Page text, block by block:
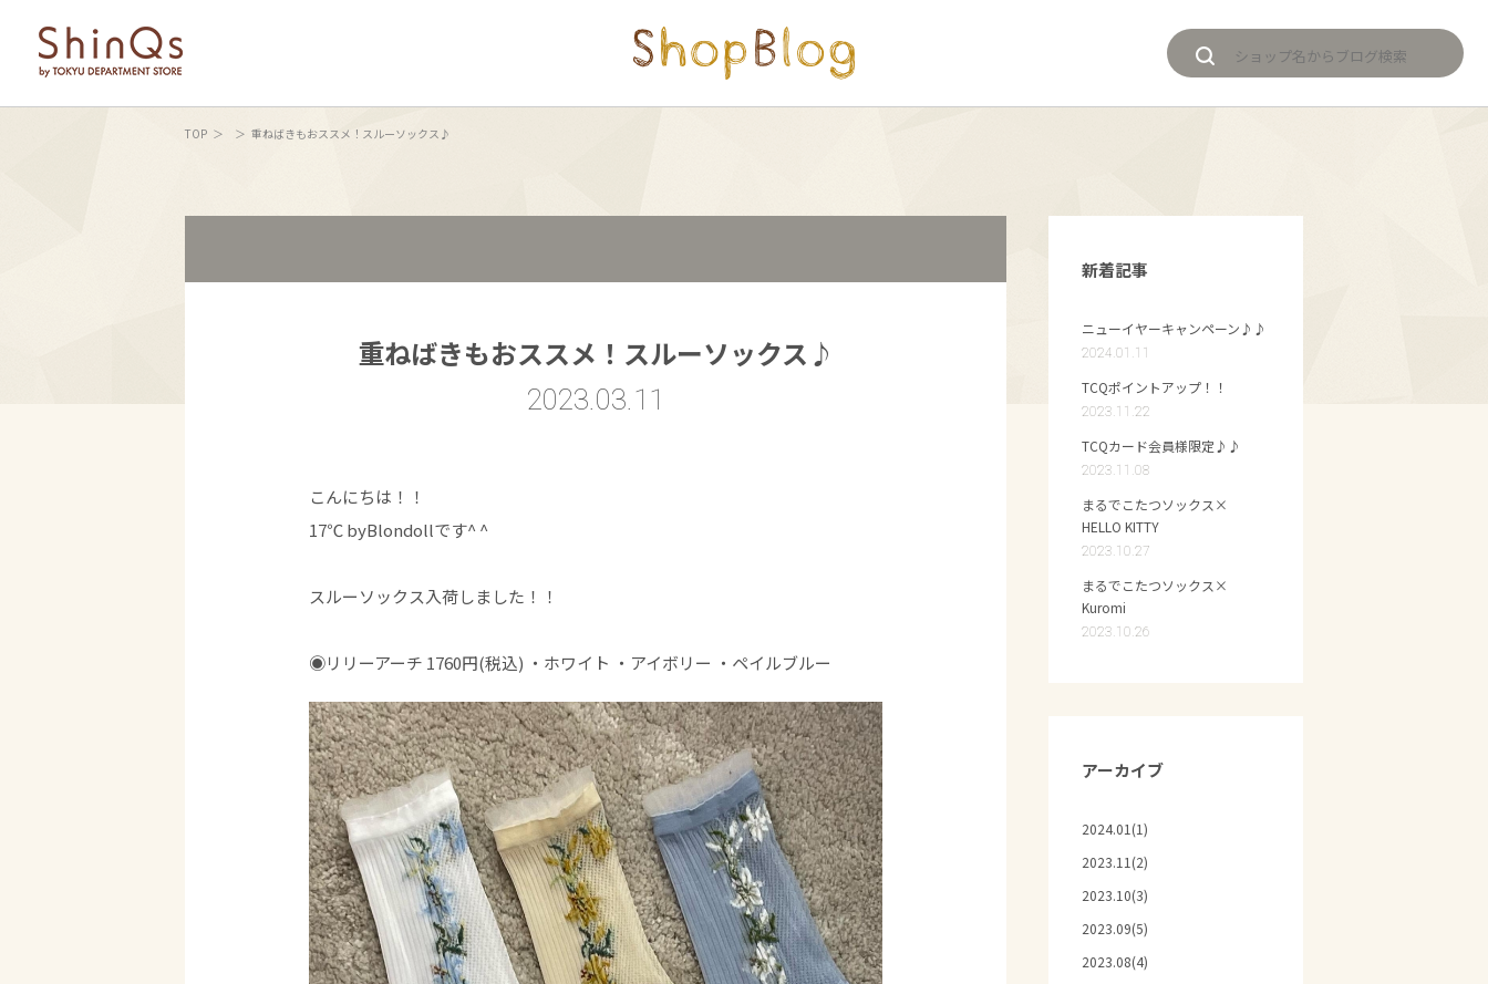
TOP 重ねばきもおススメ！スルーソックス♪
重ねばきもおススメ！スルーソックス♪
2023.03.11
こんにちは！！
17℃ byBlondollです^ ^
スルーソックス入荷しました！！
◉リリーアーチ 1760円(税込) ・ホワイト ・アイボリー ・ペイルブルー
新着記事
ニューイヤーキャンペーン♪♪
2024.01.11
TCQポイントアップ！！
2023.11.22
TCQカード会員様限定♪♪
2023.11.08
まるでこたつソックス×
HELLO KITTY
2023.10.27
まるでこたつソックス×
Kuromi
2023.10.26
アーカイブ
2024.01(1)
2023.11(2)
2023.10(3)
2023.09(5)
2023.08(4)